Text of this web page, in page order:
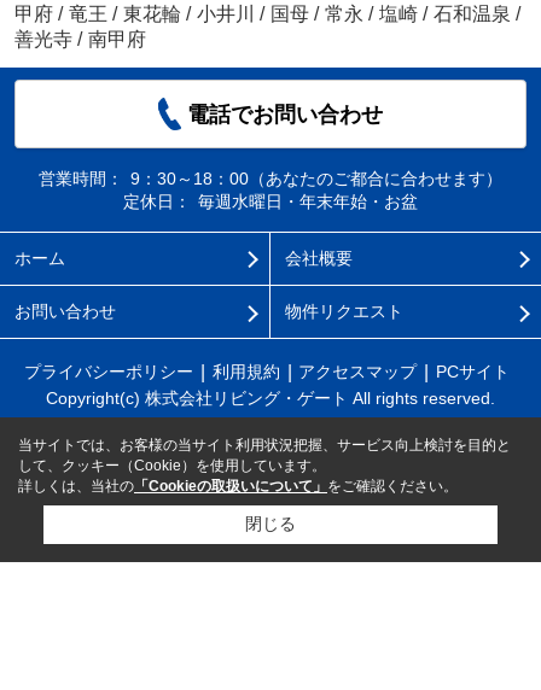
甲府 / 竜王 / 東花輪 / 小井川 / 国母 / 常永 / 塩崎 / 石和温泉 /
善光寺 / 南甲府
電話でお問い合わせ
営業時間：
9：30～18：00（あなたのご都合に合わせます）
定休日：
毎週水曜日・年末年始・お盆
ホーム 会社概要
お問い合わせ 物件リクエスト
プライバシーポリシー 利用規約 アクセスマップ
PCサイト
Copyright(c) 株式会社リビング・ゲート All rights reserved.
当サイトでは、お客様の当サイト利用状況把握、サービス向上検討を目的と
して、クッキー（Cookie）を使用しています。
詳しくは、当社の 「Cookieの取扱いについて」 をご確認ください。
閉じる